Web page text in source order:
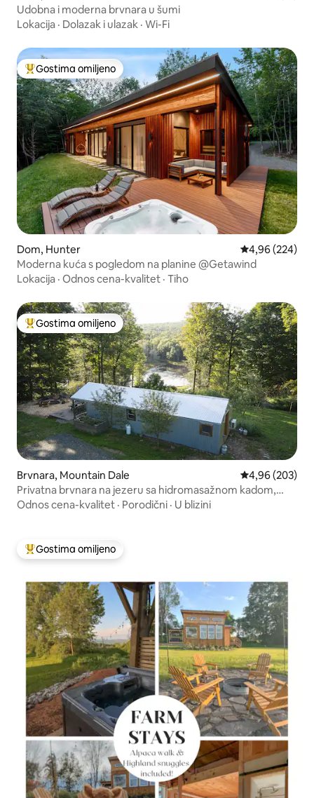
Udobna i moderna brvnara u šumi
Lokacija · Dolazak i ulazak · Wi-Fi
Najuspešniji među gostima omiljenim
Gostima omiljeno
Dom, Hunter Prosečna
4,96 (224)
Moderna kuća s pogledom na planine @Getawind
Lokacija · Odnos cena-kvalitet · Tiho
Najuspešniji među gostima omiljenim
Gostima omiljeno
Brvnara, Mountain Dale Prosečna
4,96 (203)
Privatna brvnara na jezeru sa hidromasažnom kadom,
pogledom i voćem
Odnos cena-kvalitet · Porodični · U blizini
Najuspešniji među gostima omiljenim
Gostima omiljeno